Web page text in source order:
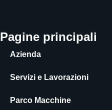
Pagine principali
Azienda
Servizi e Lavorazioni
Parco Macchine